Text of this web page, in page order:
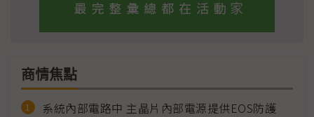
商情焦點
系統內部電路中 主晶片內部電源提供EOS防護